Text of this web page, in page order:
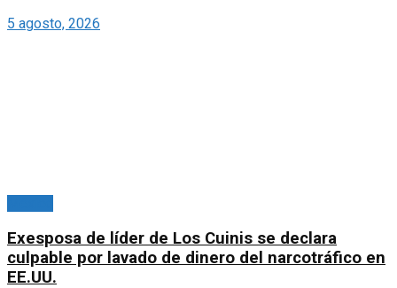
5 agosto, 2026
Exesposa de líder de Los Cuinis se declara
culpable por lavado de dinero del narcotráfico en
EE.UU.